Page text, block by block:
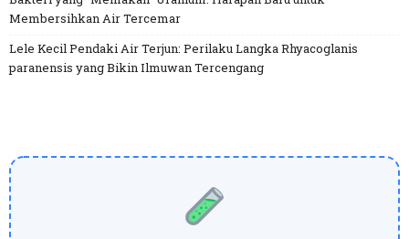
Membersihkan Air Tercemar
Lele Kecil Pendaki Air Terjun: Perilaku Langka Rhyacoglanis
paranensis yang Bikin Ilmuwan Tercengang